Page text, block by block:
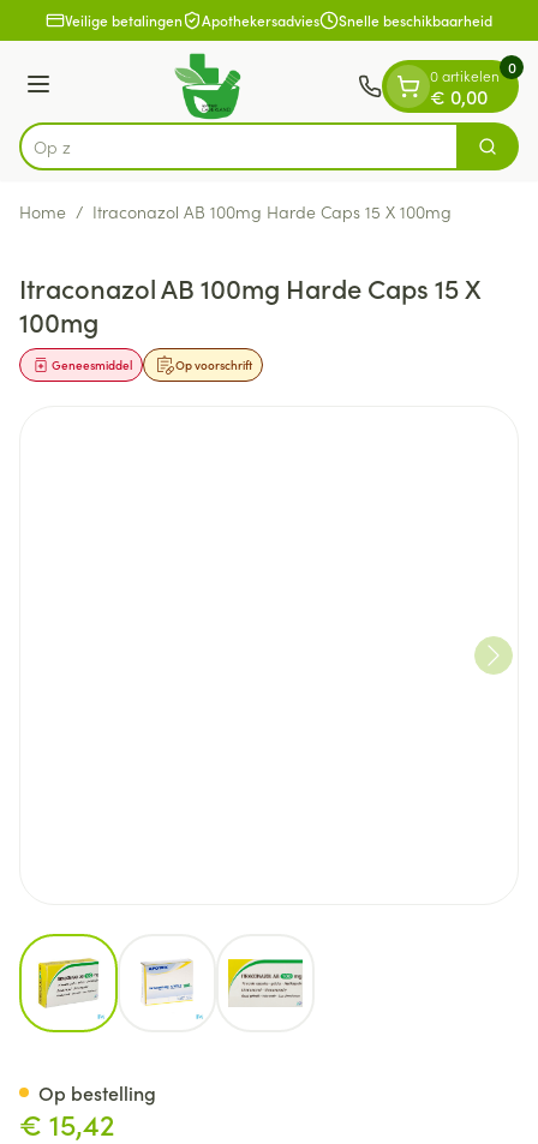
Ga naar de inhoud
1 van 1Veilige betalingen Apothekersadvies Snelle beschikbaarheid
Menu
Product, merk, categorie...
Op zoek n Zoek
0 artikelen
€ 0,00
0
Home / Itraconazol AB 100mg Harde Caps 15 X 100mg
Itraconazol AB 100mg Harde Caps 15 X
100mg
Op voorschrift
Geneesmiddel
View larger image
€ 15,42
Op bestelling